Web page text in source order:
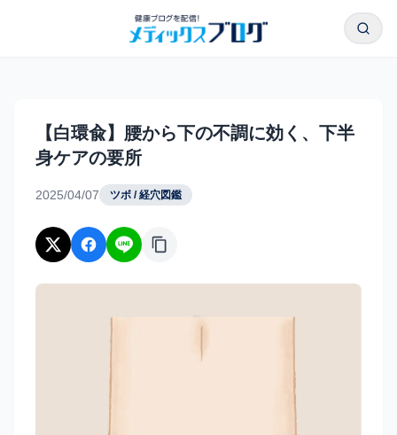
検索
【白環兪】腰から下の不調に効く、下半
身ケアの要所
2025/04/07 ツボ / 経穴図鑑